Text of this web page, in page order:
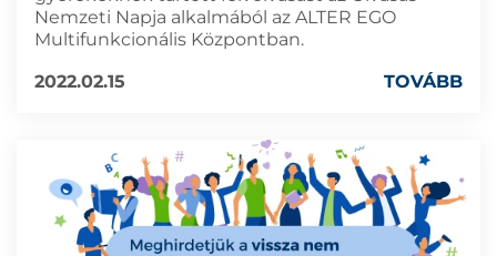
Nemzeti Napja alkalmából az ALTER EGO
Multifunkcionális Központban.
2022.02.15
TOVÁBB